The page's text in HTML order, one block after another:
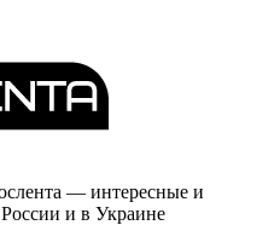
— интересные и
и в Украине